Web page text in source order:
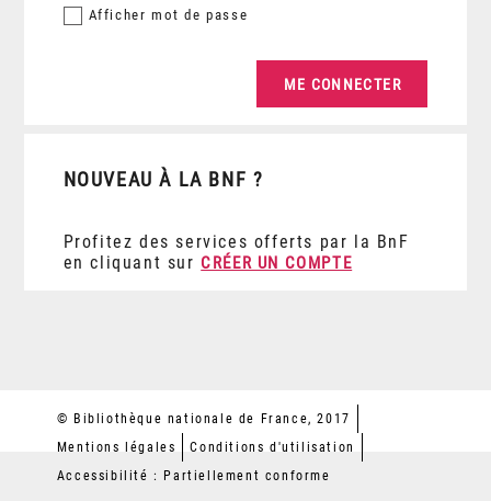
Afficher mot de passe
NOUVEAU À LA BNF ?
Profitez des services offerts par la BnF
en cliquant sur CRÉER UN COMPTE
© Bibliothèque nationale de France, 2017
Mentions légales
Conditions d'utilisation
Accessibilité : Partiellement conforme